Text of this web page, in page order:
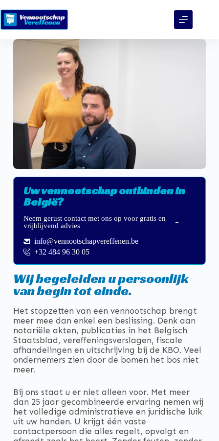
Uw vennootschap ontbinden in
België?
Neem gerust contact met ons op voor gratis en
vrijblijvend advies
info@vennootschapvereffenen.be
+32 484 96 30 05
Wij begeleiden u persoonlijk
van begin tot einde.
Het stopzetten van een vennootschap brengt
meer mee dan enkel een beslissing. Denk aan
notariële akten, publicaties in het Belgisch
Staatsblad, vereffeningsverslagen, fiscale
afhandelingen en uitschrijving bij de KBO. Veel
ondernemers zien door de bomen het bos niet
meer.
Bij ons staat u er niet alleen voor. Met meer
dan 25 jaar gecombineerde ervaring nemen wij
het volledige administratieve en juridische luik
uit uw handen. U krijgt één vaste
contactpersoon die alles regelt, opvolgt en